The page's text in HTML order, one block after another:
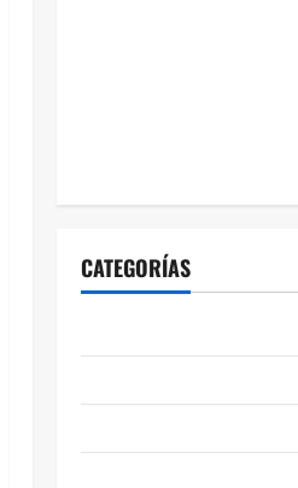
CATEGORÍAS